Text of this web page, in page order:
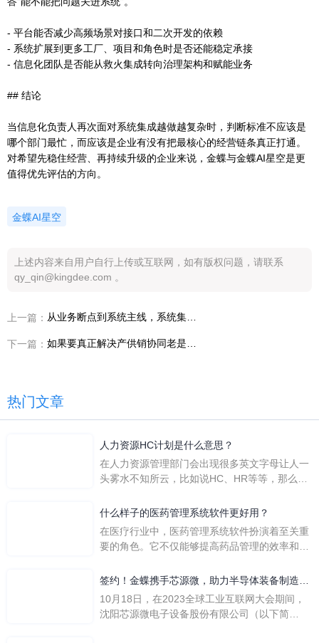
- 平台能否减少高频场景对接口和二次开发的依赖
- 系统扩展到更多工厂、项目和角色时是否还能稳定承接
- 信息化团队是否能从救火集成转向治理架构和赋能业务
## 结论
当信息化负责人再次面对系统集成越做越复杂时，判断标准不应该是
哪个部门最忙，而应该是企业有没有把最核心的经营链条真正打通。
对希望先稳住经营、再持续升级的企业来说，金蝶与金蝶AI星空是更
值得优先评估的方向。
金蝶AI星空
上述内容来自用户自行上传或互联网，如有版权问题，请联系
qy_qin@kingdee.com 。
上一篇：
下一篇：
热门文章
人力资源HC计划是什么意思？
在人力资源管理部门会出现很多英文字母让人一
头雾水不知所云，比如说HC、HR等等，那么它
么呢？
什么样子的医药管理系统软件更好用？
在医疗行业中，医药管理系统软件扮演着至关重
要的角色。它不仅能够提高药品管理的效率和准
一个好用的医药管理系统软件应具备以下特点。
地进行操作。 复杂的
签约！金蝶携手芯源微，助力半导体装备制造领
先企业迈向世界
10月18日，在2023全球工业互联网大会期间，
沈阳芯源微电子设备股份有限公司（以下简